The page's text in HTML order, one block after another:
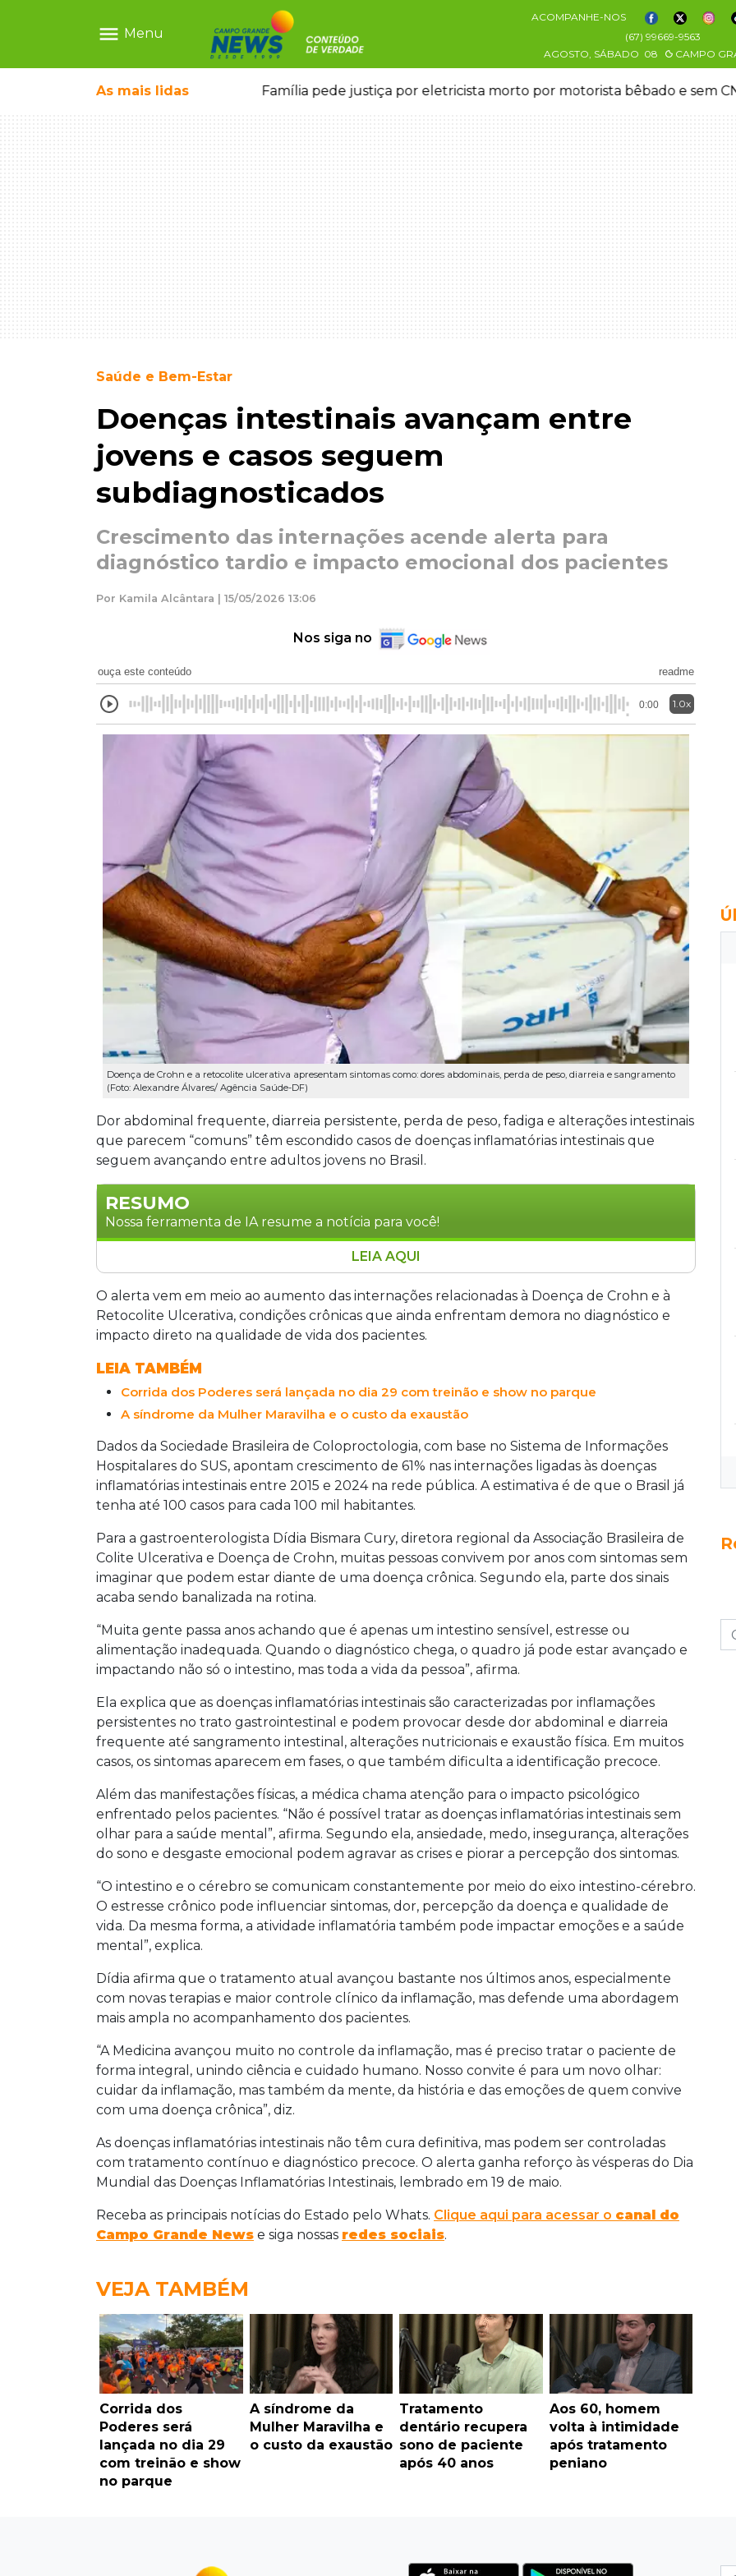
menu Menu
ACOMPANHE-NOS
(67) 99669-9563
AGOSTO, SÁBADO 08 CAMPO
As mais lidas
ligada a laboratório ilegal Família pede justiça por eletricista morto por motorista bêbado e sem
Saúde e Bem-Estar
Doenças intestinais avançam entre
jovens e casos seguem
subdiagnosticados
Crescimento das internações acende alerta para
diagnóstico tardio e impacto emocional dos pacientes
Por Kamila Alcântara | 15/05/2026 13:06
Nos siga no
ouça este conteúdo readme
0:00 1.0x
Doença de Crohn e a retocolite ulcerativa apresentam sintomas como: dores abdominais, perda de peso, diarreia e sangramento
(Foto: Alexandre Álvares/ Agência Saúde-DF)
Dor abdominal frequente, diarreia persistente, perda de peso, fadiga e alterações intestinais
que parecem “comuns” têm escondido casos de doenças inflamatórias intestinais que
seguem avançando entre adultos jovens no Brasil.
RESUMO
Nossa ferramenta de IA resume a notícia para você!
Internações por doenças inflamatórias intestinais cresceram 61% no Brasil entre 2015 e
2024, segundo a Sociedade Brasileira de Coloproctologia. O país pode ter até 100
casos por 100 mil habitantes. Especialistas alertam que sintomas como dor abdominal
e diarreia são banalizados, retardando o diagnóstico da Doença de Crohn e da
defendem tratamento integral dos pacientes.
LEIA AQUI
O alerta vem em meio ao aumento das internações relacionadas à Doença de Crohn e à
Retocolite Ulcerativa, condições crônicas que ainda enfrentam demora no diagnóstico e
impacto direto na qualidade de vida dos pacientes.
LEIA TAMBÉM
Corrida dos Poderes será lançada no dia 29 com treinão e show no parque
A síndrome da Mulher Maravilha e o custo da exaustão
Dados da Sociedade Brasileira de Coloproctologia, com base no Sistema de Informações
Hospitalares do SUS, apontam crescimento de 61% nas internações ligadas às doenças
inflamatórias intestinais entre 2015 e 2024 na rede pública. A estimativa é de que o Brasil já
tenha até 100 casos para cada 100 mil habitantes.
Para a gastroenterologista Dídia Bismara Cury, diretora regional da Associação Brasileira de
Colite Ulcerativa e Doença de Crohn, muitas pessoas convivem por anos com sintomas sem
imaginar que podem estar diante de uma doença crônica. Segundo ela, parte dos sinais
acaba sendo banalizada na rotina.
“Muita gente passa anos achando que é apenas um intestino sensível, estresse ou
alimentação inadequada. Quando o diagnóstico chega, o quadro já pode estar avançado e
impactando não só o intestino, mas toda a vida da pessoa”, afirma.
Ela explica que as doenças inflamatórias intestinais são caracterizadas por inflamações
persistentes no trato gastrointestinal e podem provocar desde dor abdominal e diarreia
frequente até sangramento intestinal, alterações nutricionais e exaustão física. Em muitos
casos, os sintomas aparecem em fases, o que também dificulta a identificação precoce.
Além das manifestações físicas, a médica chama atenção para o impacto psicológico
enfrentado pelos pacientes. “Não é possível tratar as doenças inflamatórias intestinais sem
olhar para a saúde mental”, afirma. Segundo ela, ansiedade, medo, insegurança, alterações
do sono e desgaste emocional podem agravar as crises e piorar a percepção dos sintomas.
“O intestino e o cérebro se comunicam constantemente por meio do eixo intestino-cérebro.
O estresse crônico pode influenciar sintomas, dor, percepção da doença e qualidade de
vida. Da mesma forma, a atividade inflamatória também pode impactar emoções e a saúde
mental”, explica.
Dídia afirma que o tratamento atual avançou bastante nos últimos anos, especialmente
com novas terapias e maior controle clínico da inflamação, mas defende uma abordagem
mais ampla no acompanhamento dos pacientes.
“A Medicina avançou muito no controle da inflamação, mas é preciso tratar o paciente de
forma integral, unindo ciência e cuidado humano. Nosso convite é para um novo olhar:
cuidar da inflamação, mas também da mente, da história e das emoções de quem convive
com uma doença crônica”, diz.
As doenças inflamatórias intestinais não têm cura definitiva, mas podem ser controladas
com tratamento contínuo e diagnóstico precoce. O alerta ganha reforço às vésperas do Dia
Mundial das Doenças Inflamatórias Intestinais, lembrado em 19 de maio.
Receba as principais notícias do Estado pelo Whats. Clique aqui para acessar o canal do
Campo Grande News e siga nossas redes sociais.
VEJA TAMBÉM
Corrida dos
Poderes será
lançada no dia 29
com treinão e show
no parque
A síndrome da
Mulher Maravilha e
o custo da exaustão
Tratamento
dentário recupera
sono de paciente
após 40 anos
Aos 60, homem
volta à intimidade
após tratamento
peniano